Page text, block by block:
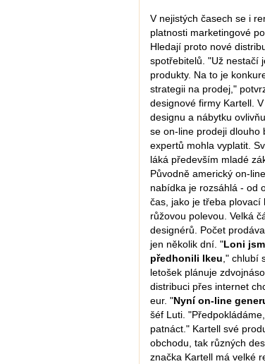
V nejistých časech se i
platnosti marketingové
Hledají proto nové
spotřebitelů. "Už nestačí
produkty. Na to je
strategii na prodej,"
designové firmy Kartell.
designu a nábytku
se on-line prodeji dlouho
expertů mohla vyplatit.
láká především mladé
Původně americký on-
nabídka je rozsáhlá - od
čas, jako je třeba plovací
růžovou polevou. Velká
designérů. Počet
jen několik dní. "Loni
předhonili Ikeu ," chlubí
letošek plánuje
distribuci přes internet
eur. "Nyní on-line
šéf Luti.
patnáct." Kartell své
obchodu, tak různých
značka Kartell má velké